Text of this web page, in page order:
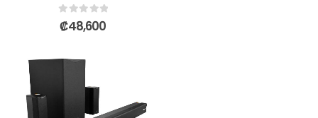
0out of 5
₡48,600